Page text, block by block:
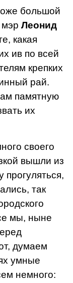
большой
мэр Леонид
какая
ив по всей
крепких
рай.
памятную
их
своего
вышли из
прогуляться,
так
мы, ныне
думаем
умные
немного: